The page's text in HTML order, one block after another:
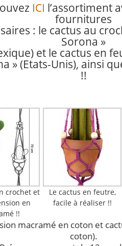
ICI l’assortiment
fournitures
: le cactus au
Sorona »
et le cactus en
» (Etats-Unis), ainsi
!!
crochet et
en
!!
Le cactus en feutre,
facile à réaliser !!
macramé en coton et
coton).